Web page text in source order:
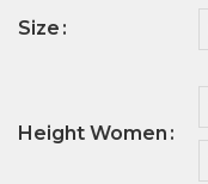
Size
Height Women